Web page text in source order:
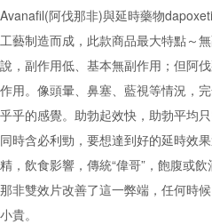
Avanafil(阿伐那非)與延時藥物
工藝制造而成，此款商品最大特點～
說，副作用低、基本無副作用；但阿
作用。像頭暈、鼻塞、藍視等情況，
乎乎的感覺。助勃起效快，助勃平均
同時含必利勁，要想達到好的延時效
精，飲食影響，傳統“偉哥”，飽腹或
那非雙效片改善了這一弊端，任何時
小貴。